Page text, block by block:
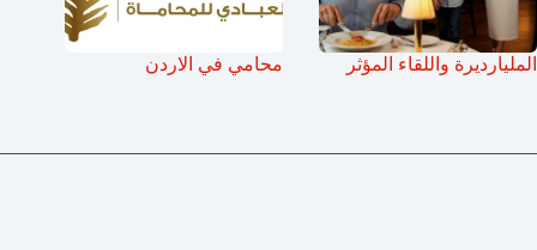
المليارديرة واللقاء المؤثر محامي في الاردن